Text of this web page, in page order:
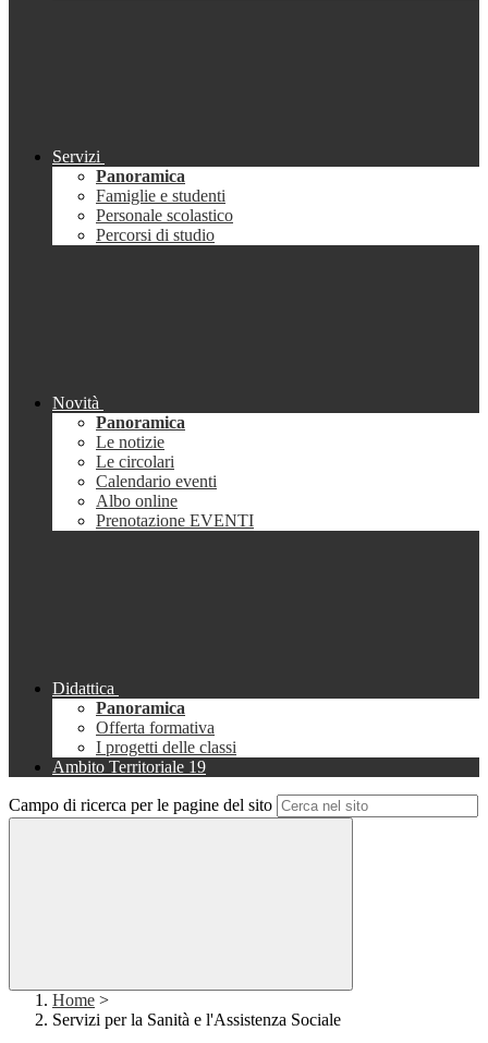
Servizi
Panoramica
Famiglie e studenti
Personale scolastico
Percorsi di studio
Novità
Panoramica
Le notizie
Le circolari
Calendario eventi
Albo online
Prenotazione EVENTI
Didattica
Panoramica
Offerta formativa
I progetti delle classi
Ambito Territoriale 19
Campo di ricerca per le pagine del sito
Home >
Servizi per la Sanità e l'Assistenza Sociale